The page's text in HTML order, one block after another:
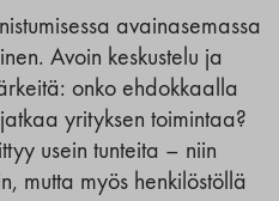
avainasemassa
Avoin keskustelu ja
onko ehdokkaalla
yrityksen toimintaa?
usein tunteita – niin
mutta myös henkilöstöllä